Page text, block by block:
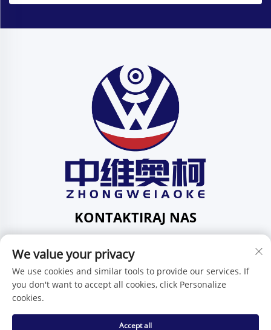
KONTAKTIRAJ NAS
Pingdi, Shenzhen, Guangdong, Kina
Tel:+86-15986647296
E-mail: [email protected]
We value your privacy
We use cookies and similar tools to provide our services. If
you don't want to accept all cookies, click Personalize
cookies.
Accept all